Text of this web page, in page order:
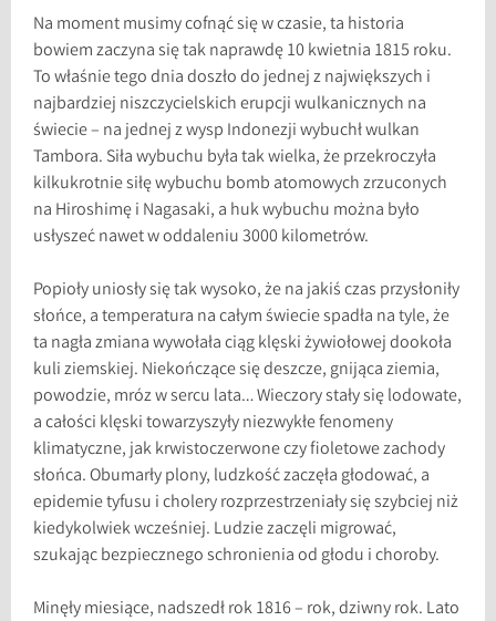
Na moment musimy cofnąć się w czasie, ta historia
bowiem zaczyna się tak naprawdę 10 kwietnia 1815 roku.
To właśnie tego dnia doszło do jednej z największych i
najbardziej niszczycielskich erupcji wulkanicznych na
świecie – na jednej z wysp Indonezji wybuchł wulkan
Tambora. Siła wybuchu była tak wielka, że przekroczyła
kilkukrotnie siłę wybuchu bomb atomowych zrzuconych
na Hiroshimę i Nagasaki, a huk wybuchu można było
usłyszeć nawet w oddaleniu 3000 kilometrów.
Popioły uniosły się tak wysoko, że na jakiś czas przysłoniły
słońce, a temperatura na całym świecie spadła na tyle, że
ta nagła zmiana wywołała ciąg klęski żywiołowej dookoła
kuli ziemskiej. Niekończące się deszcze, gnijąca ziemia,
powodzie, mróz w sercu lata… Wieczory stały się lodowate,
a całości klęski towarzyszyły niezwykłe fenomeny
klimatyczne, jak krwistoczerwone czy fioletowe zachody
słońca. Obumarły plony, ludzkość zaczęła głodować, a
epidemie tyfusu i cholery rozprzestrzeniały się szybciej niż
kiedykolwiek wcześniej. Ludzie zaczęli migrować,
szukając bezpiecznego schronienia od głodu i choroby.
Minęły miesiące, nadszedł rok 1816 – rok, dziwny rok. Lato